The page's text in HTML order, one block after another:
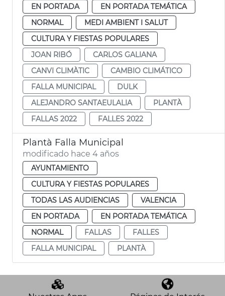
EN PORTADA
EN PORTADA TEMÁTICA
NORMAL
MEDI AMBIENT I SALUT
CULTURA Y FIESTAS POPULARES
JOAN RIBÓ
CARLOS GALIANA
CANVI CLIMÀTIC
CAMBIO CLIMÁTICO
FALLA MUNICIPAL
DULK
ALEJANDRO SANTAEULALIA
PLANTÀ
FALLAS 2022
FALLES 2022
Plantà Falla Municipal
modificado hace 4 años
AYUNTAMIENTO
CULTURA Y FIESTAS POPULARES
TODAS LAS AUDIENCIAS
VALENCIA
EN PORTADA
EN PORTADA TEMÁTICA
NORMAL
FALLAS
FALLES
FALLA MUNICIPAL
PLANTÀ